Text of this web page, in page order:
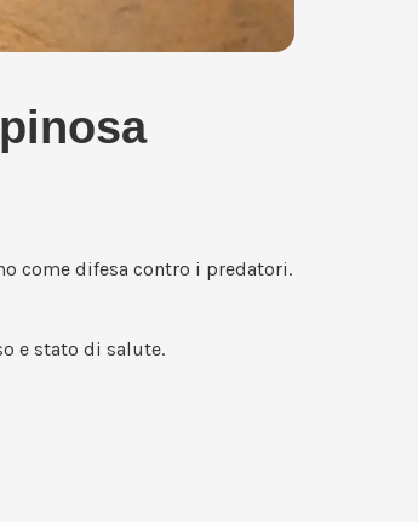
come difesa contro i predatori.
e stato di salute.